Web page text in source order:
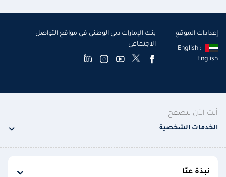
إعدادات الموقع
English :
English
بنك الإمارات دبي الوطني في مواقع التواصل
الاجتماعي
أنت الآن تتصفح
الخدمات الشخصية
نبذة عنّا